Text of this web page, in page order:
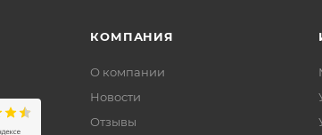
КОМПАНИЯ
О компании
Новости
Отзывы